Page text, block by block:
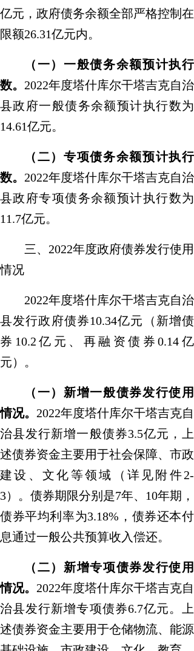
亿元，政府债务余额全部严格控制在
限额26.31亿元内。
（一）一般债务余额预计执行
数。 2022年度塔什库尔干塔吉克自治
县政府一般债务余额预计执行数为
14.61亿元。
（二）专项债务余额预计执行
数。 2022年度塔什库尔干塔吉克自治
县政府专项债务余额预计执行数为
11.7亿元。
三、 2022年度政府债券发行使用
情况
2022年度塔什库尔干塔吉克自治
县发行政府债券10.34亿元（新增债
券 10.2 亿元、再融资债券0.14 亿
元）。
（一）新增一般债券发行使用
情况。 2022年度塔什库尔干塔吉克自
治县发行新增一般债券3.5亿元，上
述债券资金主要用于社会保障、 市政
建设 、 文化等领域 （详见附件2-
3） 。债券期限分别是7年、 10年期，
债券平均利率为3.18% ，债券还本付
息通过一般公共预算收入偿还。
（二）新增专项债券发行使用
情况。 2022年度塔什库尔干塔吉克自
治县发行新增专项债券6.7亿元。
上
述债券资金主要用于仓储物流、能源